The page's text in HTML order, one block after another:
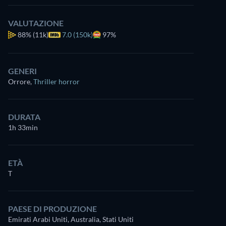
VALUTAZIONE
88% (11k) 7.0 (150k) 97%
GENERI
Orrore,Thriller horror
DURATA
1h 33min
ETÀ
T
PAESE DI PRODUZIONE
Emirati Arabi Uniti, Australia, Stati Uniti